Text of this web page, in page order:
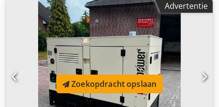
Advertentie
Zoekopdracht opslaan